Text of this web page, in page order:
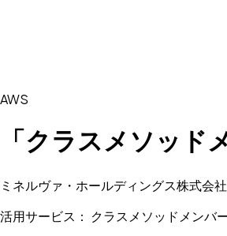
AWS
「クラスメソッ
ミネルヴァ・ホールディングス株式会社
活用サービス： クラスメソッドメン